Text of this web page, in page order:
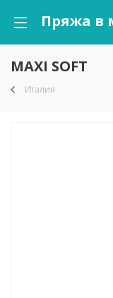
MAXI SOFT
Италия